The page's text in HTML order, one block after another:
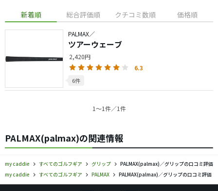
新着順 総合評価順 クチコミ数順 価格順
PALMAX／
ツアーウェーブ
2,420円
6.3
6件
1〜1件／1件
PALMAX(palmax)の関連情報
my caddie すべてのゴルフギア グリップ
PALMAX(palmax)／グリップの口コミ評価
my caddie
すべてのゴルフギア PALMAX PALMAX(palmax)／グリップの口コミ評価